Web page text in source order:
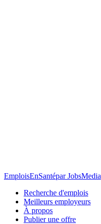
EmploisEnSantépar JobsMedia
Recherche d'emplois
Meilleurs employeurs
À propos
Publier une offre